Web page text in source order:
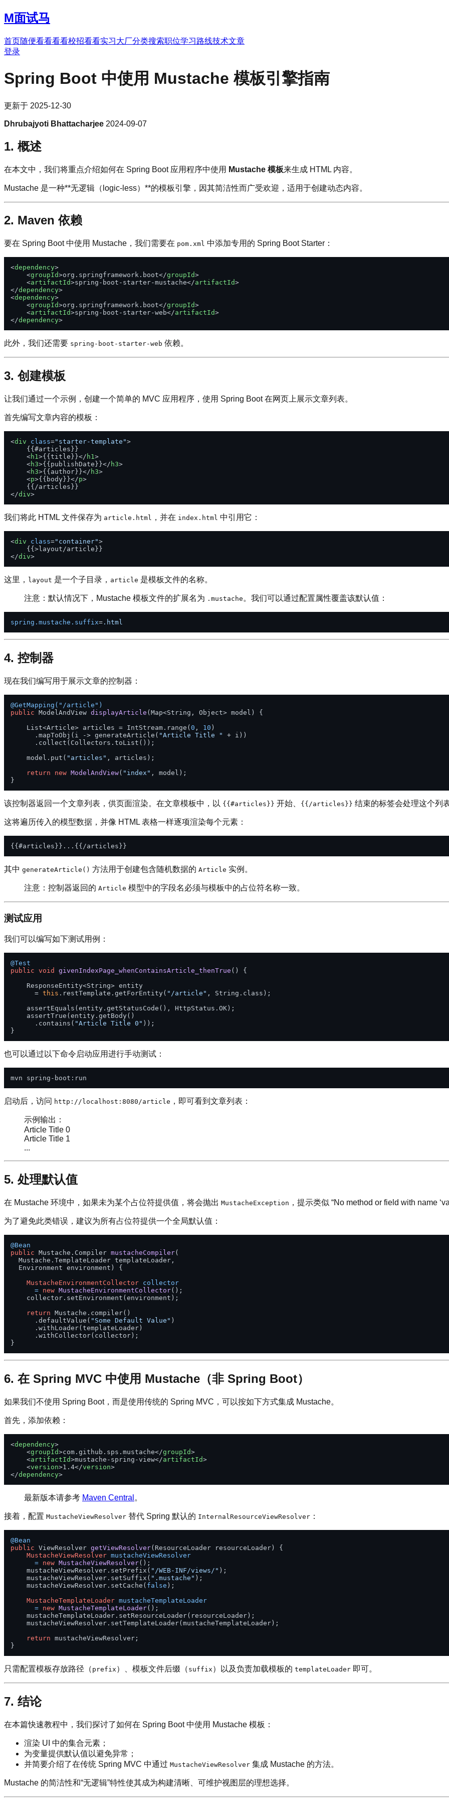
M面试马
首页随便看看看看校招看看实习大厂分类搜索职位学习路线技术文章
登录
Spring Boot 中使用 Mustache 模板引擎指南
更新于 2025-12-30
Dhrubajyoti Bhattacharjee 2024-09-07
1. 概述
在本文中，我们将重点介绍如何在 Spring Boot 应用程序中使用 Mustache 模板来生成 HTML 内容。
Mustache 是一种**无逻辑（logic-less）**的模板引擎，因其简洁性而广受欢迎，适用于创建动态内容。
2. Maven 依赖
要在 Spring Boot 中使用 Mustache，我们需要在 pom.xml 中添加专用的 Spring Boot Starter：
<dependency>
<groupId>org.springframework.boot</groupId>
<artifactId>spring-boot-starter-mustache</artifactId>
</dependency>
<dependency>
<groupId>org.springframework.boot</groupId>
<artifactId>spring-boot-starter-web</artifactId>
</dependency>
此外，我们还需要 spring-boot-starter-web 依赖。
3. 创建模板
让我们通过一个示例，创建一个简单的 MVC 应用程序，使用 Spring Boot 在网页上展示文章列表。
首先编写文章内容的模板：
<div class="starter-template">
    {{#articles}}
<h1>{{title}}</ h1>
<h3>{{publishDate}}</ h3>
<h3>{{author}}</ h3>
<p>{{body}}</p>
</div>
我们将此 HTML 文件保存为 article.html ，并在 index.html 中引用它：
<div class="container">
</div>
这里， layout 是一个子目录， article 是模板文件的名称。
注意：默认情况下，Mustache 模板文件的扩展名为 .mustache 。我们可以通过配置属性覆盖该默认值：
spring.mustache.suffix= .html
4. 控制器
现在我们编写用于展示文章的控制器：
@GetMapping("/article")
public ModelAndView displayArticle (Map<String, Object> model)
{
    List<Article> articles = IntStream.range(
0 , 10 )
      .mapToObj(i -> generateArticle(
"Article Title "
+ i))
      .collect(Collectors.toList());
    model.put(
"articles" , articles);
return
new ModelAndView( "index" , model);
该控制器返回一个文章列表，供页面渲染。在文章模板中，以 {{#articles}} 开始、 {{/articles}} 结束的标签会处理这个列
这将遍历传入的模型数据，并像 HTML 表格一样逐项渲染每个元素：
其中 generateArticle() 方法用于创建包含随机数据的 Article 实例。
注意：控制器返回的 Article 模型中的字段名必须与模板中的占位符名称一致。
测试应用
我们可以编写如下测试用例：
@Test
public void givenIndexPage_whenContainsArticle_thenTrue ()
{
    ResponseEntity<String> entity
      =
this .restTemplate.getForEntity( "/article" , String.class);
    assertEquals(entity.getStatusCode(), HttpStatus.OK);
    assertTrue(entity.getBody()
      .contains(
"Article Title 0" ));
也可以通过以下命令启动应用进行手动测试：
启动后，访问 http://localhost:8080/article ，即可看到文章列表：
示例输出：
Article Title 0
Article Title 1
...
5. 处理默认值
在 Mustache 环境中，如果未为某个占位符提供值，将会抛出 MustacheException ，提示类似 “No method or field with name
为了避免此类错误，建议为所有占位符提供一个全局默认值：
@Bean
public Mustache.Compiler mustacheCompiler(
  Mustache.TemplateLoader templateLoader,
  Environment environment)
{
MustacheEnvironmentCollector collector
= new MustacheEnvironmentCollector();
    collector.setEnvironment(environment);
return Mustache.compiler()
      .defaultValue(
"Some Default Value" )
      .withLoader(templateLoader)
      .withCollector(collector);
6. 在 Spring MVC 中使用 Mustache（非 Spring Boot）
如果我们不使用 Spring Boot，而是使用传统的 Spring MVC，可以按如下方式集成 Mustache。
首先，添加依赖：
<dependency>
<groupId>com.github.sps.mustache</groupId>
<artifactId>mustache-spring-view</artifactId>
<version>1.4</version>
</dependency>
最新版本请参考 Maven Central 。
接着，配置 MustacheViewResolver 替代 Spring 默认的 InternalResourceViewResolver ：
@Bean
public ViewResolver getViewResolver(ResourceLoader resourceLoader)
{
MustacheViewResolver mustacheViewResolver
= new MustacheViewResolver();
    mustacheViewResolver.setPrefix(
"/WEB-INF/views/" );
    mustacheViewResolver.setSuffix(
".mustache" );
    mustacheViewResolver.setCache(
false );
MustacheTemplateLoader mustacheTemplateLoader
= new MustacheTemplateLoader();
    mustacheTemplateLoader.setResourceLoader(resourceLoader);
    mustacheViewResolver.setTemplateLoader(mustacheTemplateLoader);
return mustacheViewResolver;
只需配置模板存放路径（ prefix ）、模板文件后缀（ suffix ）以及负责加载模板的 templateLoader 即可。
7. 结论
在本篇快速教程中，我们探讨了如何在 Spring Boot 中使用 Mustache 模板：
渲染 UI 中的集合元素；
为变量提供默认值以避免异常；
并简要介绍了在传统 Spring MVC 中通过 MustacheViewResolver 集成 Mustache 的方法。
Mustache 的简洁性和“无逻辑”特性使其成为构建清晰、可维护视图层的理想选择。